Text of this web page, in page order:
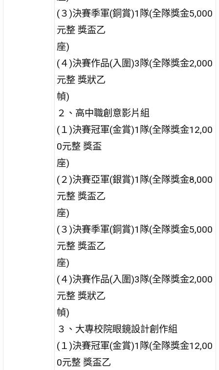
(３)決賽季軍(銅賞)1隊(全隊獎金5,000
元整 獎盃乙
座)
(４)決賽作品(入圍)3隊(全隊獎金2,000
元整 獎狀乙
幀)
２、高中職創意影片組
(１)決賽冠軍(金賞)1隊(全隊獎金12,00
0元整 獎盃
座)
(２)決賽亞軍(銀賞)1隊(全隊獎金8,000
元整 獎盃乙
座)
(３)決賽季軍(銅賞)1隊(全隊獎金5,000
元整 獎盃乙
座)
(４)決賽作品(入圍)3隊(全隊獎金2,000
元整 獎狀乙
幀)
３、大專校院眼鏡設計創作組
(１)決賽冠軍(金賞)1隊(全隊獎金12,00
0元整 獎盃乙